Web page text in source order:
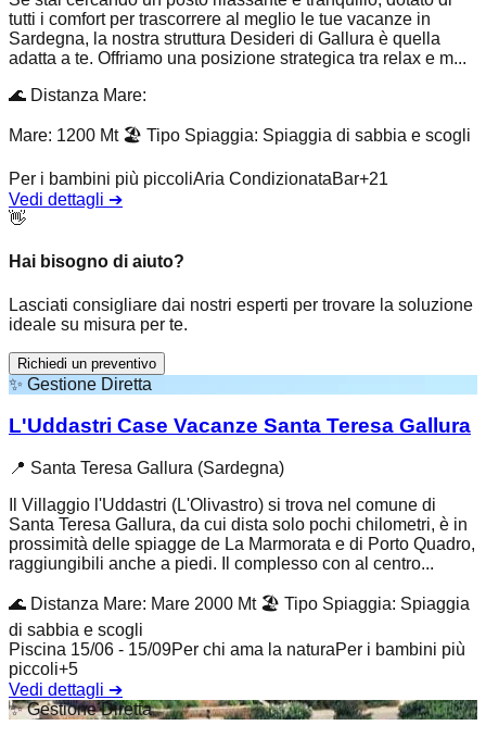
tutti i comfort per trascorrere al meglio le tue vacanze in
Sardegna, la nostra struttura Desideri di Gallura è quella
adatta a te. Offriamo una posizione strategica tra relax e m...
🌊 Distanza Mare:
Mare: 1200 Mt 🏖️ Tipo Spiaggia: Spiaggia di sabbia e scogli
Per i bambini più piccoliAria CondizionataBar+21
Vedi dettagli ➔
👋
Hai bisogno di aiuto?
Lasciati consigliare dai nostri esperti per trovare la soluzione
ideale su misura per te.
Richiedi un preventivo
✨ Gestione Diretta
L'Uddastri Case Vacanze Santa Teresa Gallura
📍 Santa Teresa Gallura (Sardegna)
Il Villaggio l'Uddastri (L'Olivastro) si trova nel comune di
Santa Teresa Gallura, da cui dista solo pochi chilometri, è in
prossimità delle spiagge de La Marmorata e di Porto Quadro,
raggiungibili anche a piedi. Il complesso con al centro...
🌊 Distanza Mare: Mare 2000 Mt 🏖️ Tipo Spiaggia: Spiaggia
di sabbia e scogli
Piscina 15/06 - 15/09Per chi ama la naturaPer i bambini più
piccoli+5
Vedi dettagli ➔
✨Gestione Diretta